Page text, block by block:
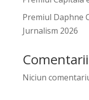
Premiul Daphne
Jurnalism 2026
Niciun